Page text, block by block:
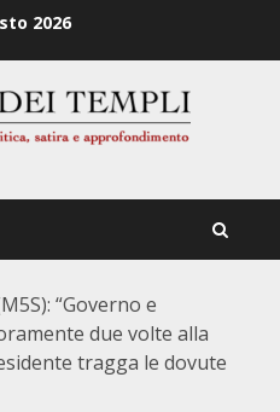
2026
“Governo e
due volte alla
tragga le dovute